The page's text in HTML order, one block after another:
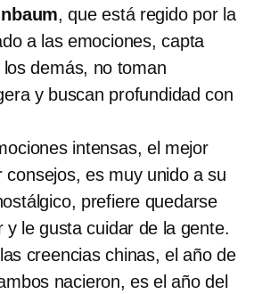
, que está regido por la
a las emociones, capta
demás, no toman
y buscan profundidad con
intensas, el mejor
consejos, es muy unido a su
prefiere quedarse
y le gusta cuidar de la gente.
creencias chinas, el año de
nacieron, es el año del